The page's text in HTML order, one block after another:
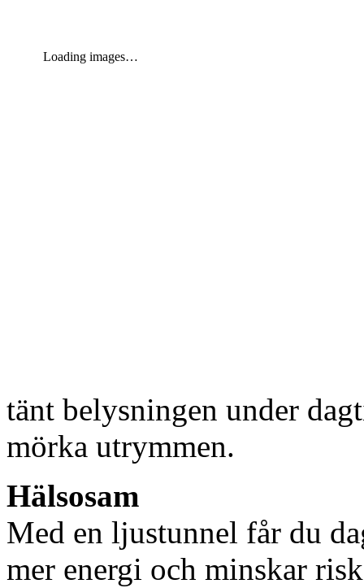
Loading images…
tänt belysningen under
mörka utrymmen.
Hälsosam
Med en ljustunnel får du
mer energi och minskar